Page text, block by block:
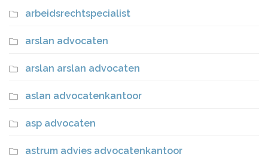
arbeidsrechtspecialist
arslan advocaten
arslan arslan advocaten
aslan advocatenkantoor
asp advocaten
astrum advies advocatenkantoor